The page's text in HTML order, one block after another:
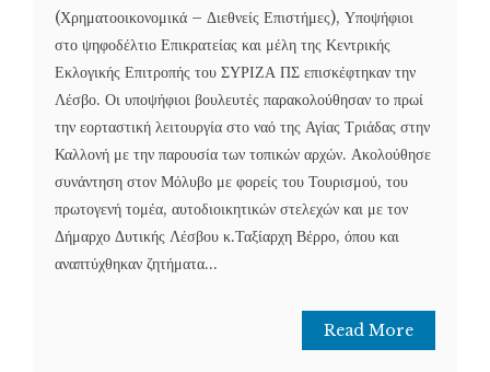
(Χρηματοοικονομικά – Διεθνείς Επιστήμες), Υποψήφιοι
στο ψηφοδέλτιο Επικρατείας και μέλη της Κεντρικής
Εκλογικής Επιτροπής του ΣΥΡΙΖΑ ΠΣ επισκέφτηκαν την
Λέσβο. Οι υποψήφιοι βουλευτές παρακολούθησαν το πρωί
την εορταστική λειτουργία στο ναό της Αγίας Τριάδας στην
Καλλονή με την παρουσία των τοπικών αρχών. Ακολούθησε
συνάντηση στον Μόλυβο με φορείς του Τουρισμού, του
πρωτογενή τομέα, αυτοδιοικητικών στελεχών και με τον
Δήμαρχο Δυτικής Λέσβου κ.Ταξίαρχη Βέρρο, όπου και
αναπτύχθηκαν ζητήματα...
Read More